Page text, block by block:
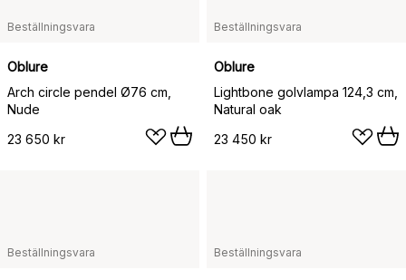
Beställningsvara
Oblure
Arch circle pendel Ø76 cm,
Nude
23 650 kr
Beställningsvara
Oblure
Lightbone golvlampa 124,3 cm,
Natural oak
23 450 kr
Beställningsvara Beställningsvara